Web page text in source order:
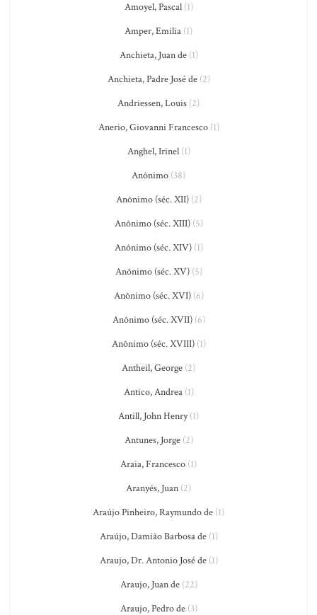
Amoyel, Pascal(1)
Amper, Emilia (1)
Anchieta, Juan de(1)
Anchieta, Padre José de(2)
Andriessen, Louis (2)
Anerio, Giovanni Francesco(1)
Anghel, Irinel(1)
Anônimo (38)
Anônimo (séc. XII)(2)
Anônimo (séc. XIII)(5)
Anônimo (séc. XIV)(1)
Anônimo (séc. XV)(5)
Anônimo (séc. XVI)(6)
Anônimo (séc. XVII)(6)
Anônimo (séc. XVIII)(1)
Antheil, George (2)
Antico, Andrea(1)
Antill, John Henry(1)
Antunes, Jorge(2)
Araia, Francesco (1)
Aranyés, Juan (2)
Araújo Pinheiro, Raymundo de (1)
Araújo, Damião Barbosa de(1)
Araujo, Dr. Antonio José de(1)
Araujo, Juan de(22)
Araujo, Pedro de(3)